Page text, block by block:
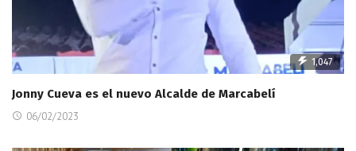
1,047
Jonny Cueva es el nuevo Alcalde de Marcabelí
06/02/2023